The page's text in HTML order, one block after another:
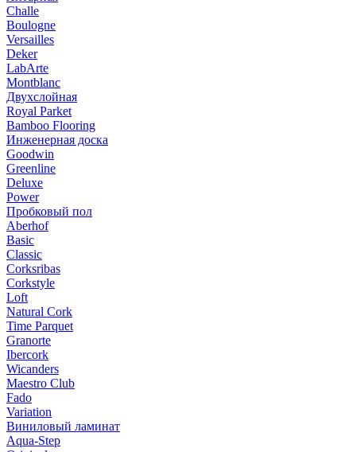
Challe
Boulogne
Versailles
Deker
LabArte
Montblanc
Двухслойная
Royal Parket
Bamboo Flooring
Инженерная доска
Goodwin
Greenline
Deluxe
Power
Пробковый пол
Aberhof
Basic
Classic
Corksribas
Corkstyle
Loft
Natural Cork
Time Parquet
Granorte
Ibercork
Wicanders
Мaestro Club
Fado
Variation
Виниловый ламинат
Aqua-Step